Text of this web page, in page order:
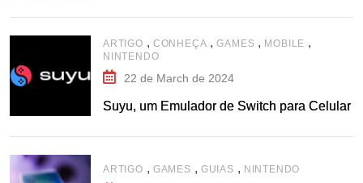
ARTIGO , CONHEÇA ,GAMES , MOBILE ,
NINTENDO
22 de March de 2024
Suyu, um Emulador de Switch para Celular
ARTIGO , GAMES , GUIAS , NINTENDO